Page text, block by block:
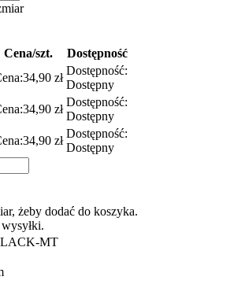
Cena/szt.
Dostępność
34,90 zł
Dostępność:
Dostępny
34,90 zł
Dostępność:
Dostępny
34,90 zł
Dostępność:
Dostępny
żeby dodać do koszyka.
MT